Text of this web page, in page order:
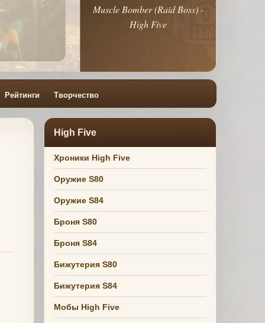
Muscle Bomber (Raid Boss) -
High Five
Рейтинги Творчество
High Five
Хроники High Five
Оружие S80
Оружие S84
Броня S80
Броня S84
Бижутерия S80
Бижутерия S84
Мобы High Five